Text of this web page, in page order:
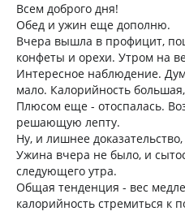
Всем доброго дня!
Обед и ужин еще дополню.
Вчера вышла в профицит,
конфеты и орехи. Утром на
Интересное наблюдение.
мало. Калорийность
Плюсом еще - отоспалась.
решающую лепту.
Ну, и лишнее
Ужина вчера не было, и
следующего утра.
Общая тенденция - вес
калорийность стремиться к